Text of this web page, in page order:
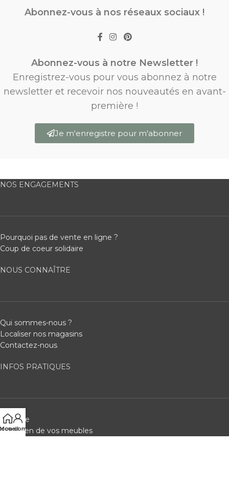
Abonnez-vous à nos réseaux sociaux !
Abonnez-vous à notre Newsletter !
Enregistrez-vous pour vous abonnez à notre
newsletter et recevoir nos nouveautés en avant-
première !
Je m'enregistre pour m'abonner
NOS ENGAGEMENTS
Pourquoi pas de vente en ligne ?
Coup de coeur solidaire
NOUS CONNAÎTRE
Qui sommes-nous ?
Localiser nos magasins
Contactez-nous
INFOS PRATIQUES
Garantie
Entretien de vos meubles
compte